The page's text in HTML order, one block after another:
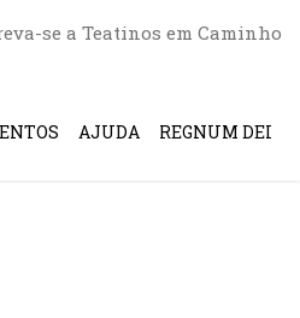
se a Teatinos em Caminho
AJUDA REGNUM DEI